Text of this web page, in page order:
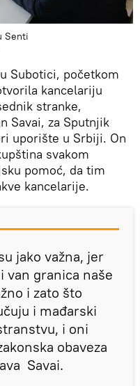
Senti
Subotici, početkom
kancelariju
stranke,
Savai, za Sputnjik
uporište u Srbiji. On
svakom
pomoć, da tim
kancelarije.
jako važna, jer
van granica naše
i zato što
i mađarski
i oni
obaveza
Savai.